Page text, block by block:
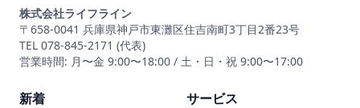
株式会社ライフライン
〒658-0041 兵庫県神戸市東灘区住吉南町3丁目2番23号
TEL 078-845-2171 (代表)
営業時間: 月〜金 9:00〜18:00 / 土・日・祝 9:00〜17:00
新着
サービス